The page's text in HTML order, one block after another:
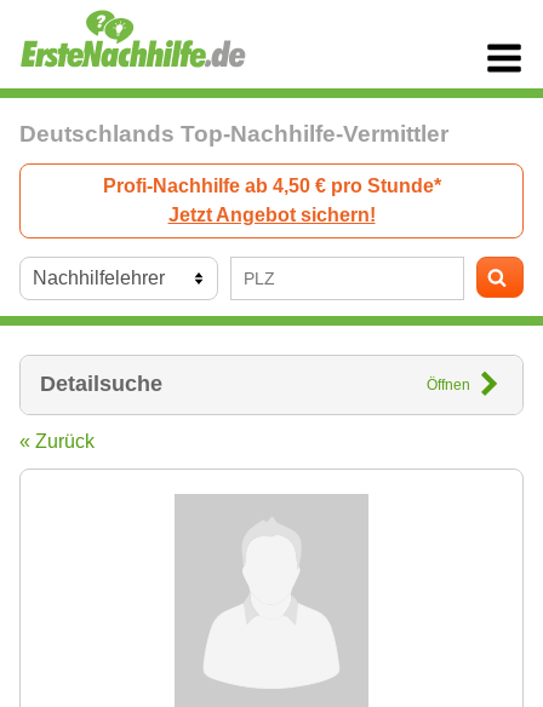
Deutschlands Top-Nachhilfe-Vermittler
Profi-Nachhilfe ab 4,50 € pro Stunde*
Jetzt Angebot sichern!
Detailsuche Öffnen
« Zurück